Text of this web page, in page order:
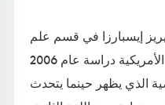
إيسبارزا في قسم علم
النفس بجامعة "كونيتيكيت" الأمريكية دراسة عام 2006
الذي يظهر حينما يتحدث